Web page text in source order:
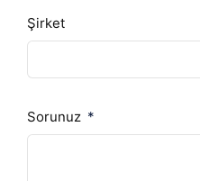
Şirket
Sorunuz